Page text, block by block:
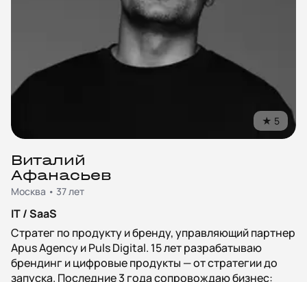
★ 5
Виталий
Афанасьев
Москва • 37 лет
IT / SaaS
Стратег по продукту и бренду, управляющий партнер
Apus Agency и Puls Digital. 15 лет разрабатываю
брендинг и цифровые продукты — от стратегии до
запуска. Последние 3 года сопровождаю бизнес: